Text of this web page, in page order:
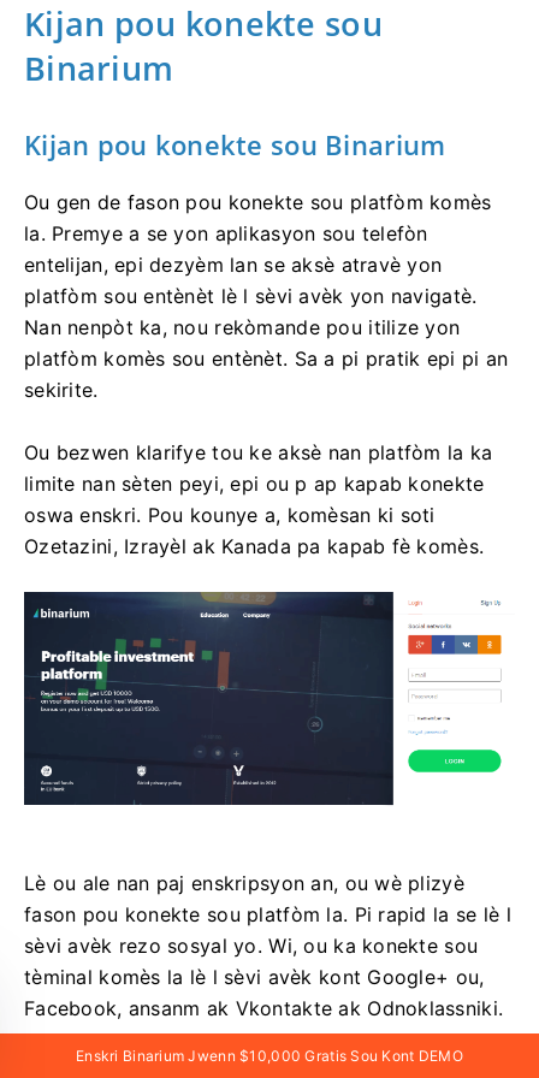
Kijan pou konekte sou
Binarium
Kijan pou konekte sou Binarium
Ou gen de fason pou konekte sou platfòm komès
la. Premye a se yon aplikasyon sou telefòn
entelijan, epi dezyèm lan se aksè atravè yon
platfòm sou entènèt lè l sèvi avèk yon navigatè.
Nan nenpòt ka, nou rekòmande pou itilize yon
platfòm komès sou entènèt. Sa a pi pratik epi pi an
sekirite.
Ou bezwen klarifye tou ke aksè nan platfòm la ka
limite nan sèten peyi, epi ou p ap kapab konekte
oswa enskri. Pou kounye a, komèsan ki soti
Ozetazini, Izrayèl ak Kanada pa kapab fè komès.
Lè ou ale nan paj enskripsyon an, ou wè plizyè
fason pou konekte sou platfòm la. Pi rapid la se lè l
sèvi avèk rezo sosyal yo. Wi, ou ka konekte sou
tèminal komès la lè l sèvi avèk kont Google+ ou,
Facebook, ansanm ak Vkontakte ak Odnoklassniki.
An retou, nou rekòmande pou ou enskri sou
Enskri Binarium Jwenn $10,000 Gratis Sou Kont DEMO